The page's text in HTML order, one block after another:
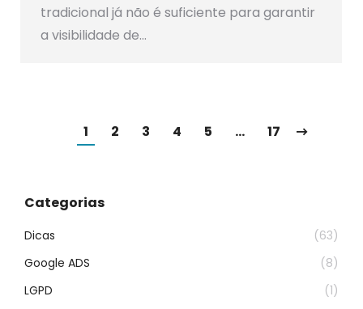
tradicional já não é suficiente para garantir
a visibilidade de…
1 2 3 4 5 … 17
Categorias
Dicas
(63)
Google ADS
(8)
LGPD
(1)